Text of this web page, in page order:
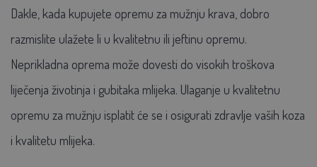
Dakle, kada kupujete opremu za mužnju krava, dobro
razmislite ulažete li u kvalitetnu ili jeftinu opremu.
Neprikladna oprema može dovesti do visokih troškova
liječenja životinja i gubitaka mlijeka. Ulaganje u kvalitetnu
opremu za mužnju isplatit će se i osigurati zdravlje vaših koza
i kvalitetu mlijeka.